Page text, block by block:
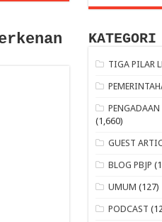
KATEGORI
TIGA PILAR
PENGADAAN
(1,660)
GUEST
BLOG PBJP
UMUM (127)
PODCAST